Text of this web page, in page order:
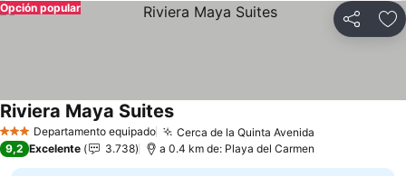
Compartir
Opción popular
3 EstrellasDepartamento equipado Cerca de la Quinta Avenida
Riviera Maya Suites
9,2 Excelente 3.738 a 0.4 km de: Playa del Carmen